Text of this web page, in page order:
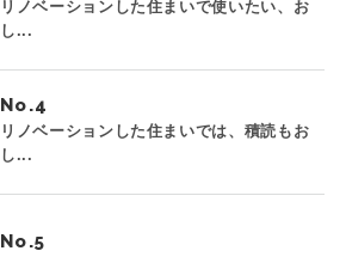
リノベーションした住まいで使いたい、お
し...
No.
リノベーションした住まいでは、積読もお
し...
No.